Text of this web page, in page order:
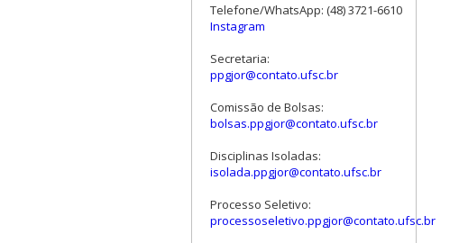
Telefone/WhatsApp: (48) 3721-6610
Instagram
Secretaria:
ppgjor@contato.ufsc.br
Comissão de Bolsas:
bolsas.ppgjor@contato.ufsc.br
Disciplinas Isoladas:
isolada.ppgjor@contato.ufsc.br
Processo Seletivo:
processoseletivo.ppgjor@contato.ufsc.br